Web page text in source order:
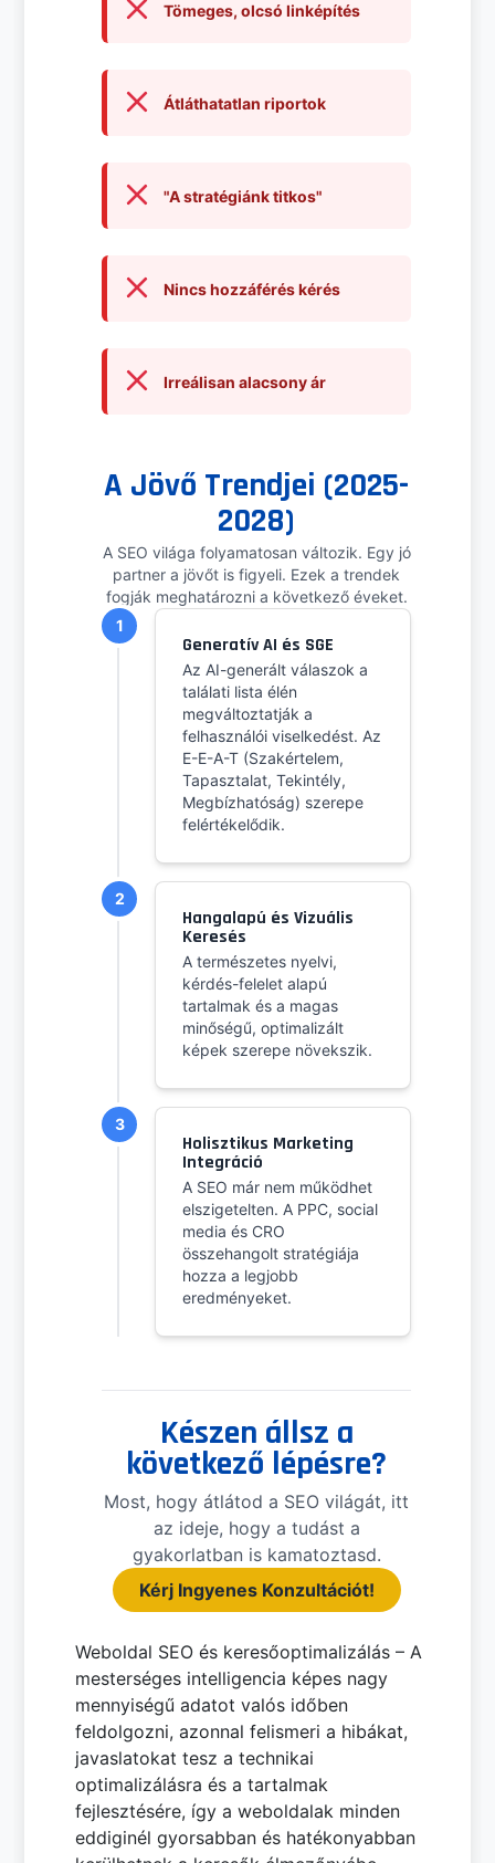
Tömeges, olcsó linképítés
Átláthatatlan riportok
"A stratégiánk titkos"
Nincs hozzáférés kérés
Irreálisan alacsony ár
A Jövő Trendjei (2025-
2028)
A SEO világa folyamatosan változik. Egy jó
partner a jövőt is figyeli. Ezek a trendek
fogják meghatározni a következő éveket.
1
Generatív AI és SGE
Az AI-generált válaszok a
találati lista élén
megváltoztatják a
felhasználói viselkedést. Az
E-E-A-T (Szakértelem,
Tapasztalat, Tekintély,
Megbízhatóság) szerepe
felértékelődik.
2
Hangalapú és Vizuális
Keresés
A természetes nyelvi,
kérdés-felelet alapú
tartalmak és a magas
minőségű, optimalizált
képek szerepe növekszik.
3
Holisztikus Marketing
Integráció
A SEO már nem működhet
elszigetelten. A PPC, social
media és CRO
összehangolt stratégiája
hozza a legjobb
eredményeket.
Készen állsz a
következő lépésre?
Most, hogy átlátod a SEO világát, itt
az ideje, hogy a tudást a
gyakorlatban is kamatoztasd.
Kérj Ingyenes Konzultációt!
Weboldal SEO és keresőoptimalizálás – A
mesterséges intelligencia képes nagy
mennyiségű adatot valós időben
feldolgozni, azonnal felismeri a hibákat,
javaslatokat tesz a technikai
optimalizálásra és a tartalmak
fejlesztésére, így a weboldalak minden
eddiginél gyorsabban és hatékonyabban